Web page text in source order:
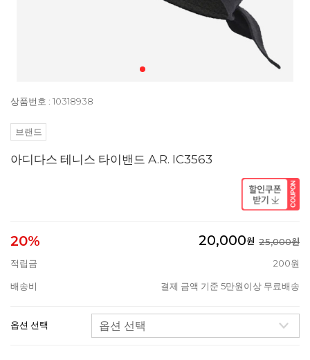
상품번호 : 10318938
브랜드
아디다스 테니스 타이밴드 A.R. IC3563
20% 20,000원 25,000원
적립금
200원
배송비 결제 금액 기준 5만원이상 무료배송
옵션 선택